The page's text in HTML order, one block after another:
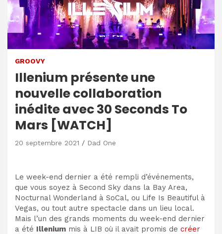
GROOVY
Illenium présente une
nouvelle collaboration
inédite avec 30 Seconds To
Mars [WATCH]
20 septembre 2021 Dad One
Le week-end dernier a été rempli d’événements,
que vous soyez à Second Sky dans la Bay Area,
Nocturnal Wonderland à SoCal, ou Life Is Beautiful à
Vegas, ou tout autre spectacle dans un lieu local.
Mais l’un des grands moments du week-end dernier
a été Illenium mis à LIB où il avait promis de créer